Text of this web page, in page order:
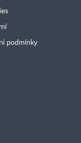
podmínky